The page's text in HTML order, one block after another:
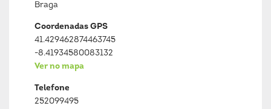
Braga
Coordenadas GPS
41.429462874463745
-8.41934580083132
Ver no mapa
Telefone
252099495